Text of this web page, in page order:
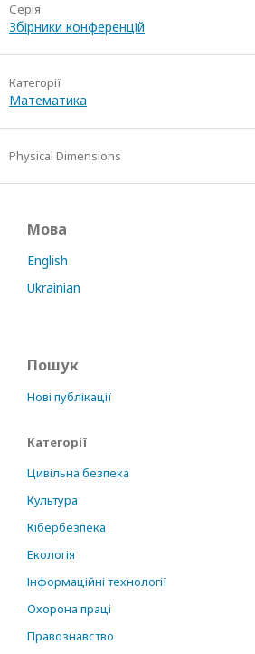
Серія
Збірники конференцій
Категорії
Математика
Physical Dimensions
Мова
English
Ukrainian
Пошук
Нові публікації
Категорії
Цивільна безпека
Культура
Кібербезпека
Екологія
Інформаційні технології
Охорона праці
Правознавство